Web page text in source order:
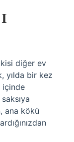
diğer ev
yılda bir kez
içinde
ana kökü